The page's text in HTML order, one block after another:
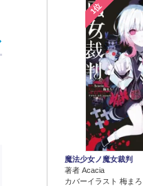
1位
魔法少女ノ魔女裁判
著者 Acacia
カバーイラスト 梅まろ